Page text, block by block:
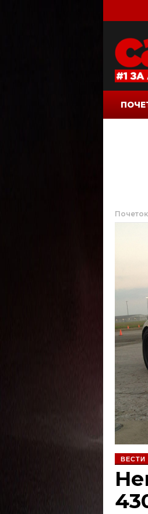
Почеток
ВЕСТИ